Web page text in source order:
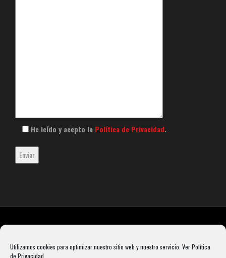
Utilizamos cookies para optimizar nuestro sitio web y nuestro servicio. Ver Política
de Privacidad
He leído y acepto la Política de Privacidad.